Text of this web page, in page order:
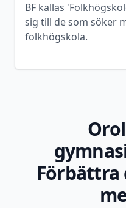
BF kallas
sig till de som söker
folkhögskola.
Förbättra